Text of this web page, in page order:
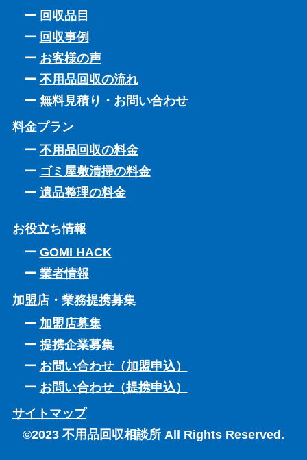
回収品目
回収事例
お客様の声
不用品回収の流れ
無料見積り・お問い合わせ
料金プラン
不用品回収の料金
ゴミ屋敷清掃の料金
遺品整理の料金
お役立ち情報
GOMI HACK
業者情報
加盟店・業務提携募集
加盟店募集
提携企業募集
お問い合わせ（加盟申込）
お問い合わせ（提携申込）
サイトマップ
©2023 不用品回収相談所 All Rights Reserved.